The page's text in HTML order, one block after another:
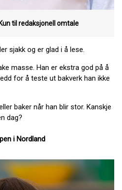
til redaksjonell omtale
sjakk og er glad i å lese.
masse. Han er ekstra god på å
for å teste ut bakverk han ikke
baker når han blir stor. Kanskje
dag?
i Nordland